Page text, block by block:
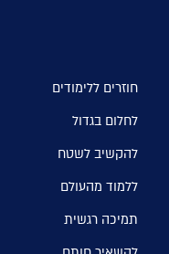
חוזרים ללימודים
לחלום בגדול
להקשיב לשטח
ללמוד מהעולם
תמיכה רגשית